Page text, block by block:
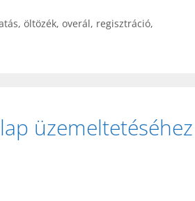
, öltözék, overál, regisztráció,
üzemeltetéséhez